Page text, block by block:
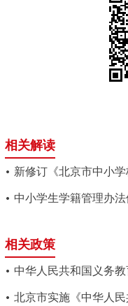
相关解读
新修订《北京市中小
中小学生学籍管理办
相关政策
中华人民共和国义务
北京市实施《中华人